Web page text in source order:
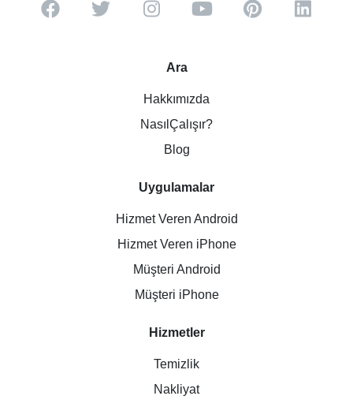
Ara
Hakkımızda
NasılÇalışır?
Blog
Uygulamalar
Hizmet Veren Android
Hizmet Veren iPhone
Müşteri Android
Müşteri iPhone
Hizmetler
Temizlik
Nakliyat